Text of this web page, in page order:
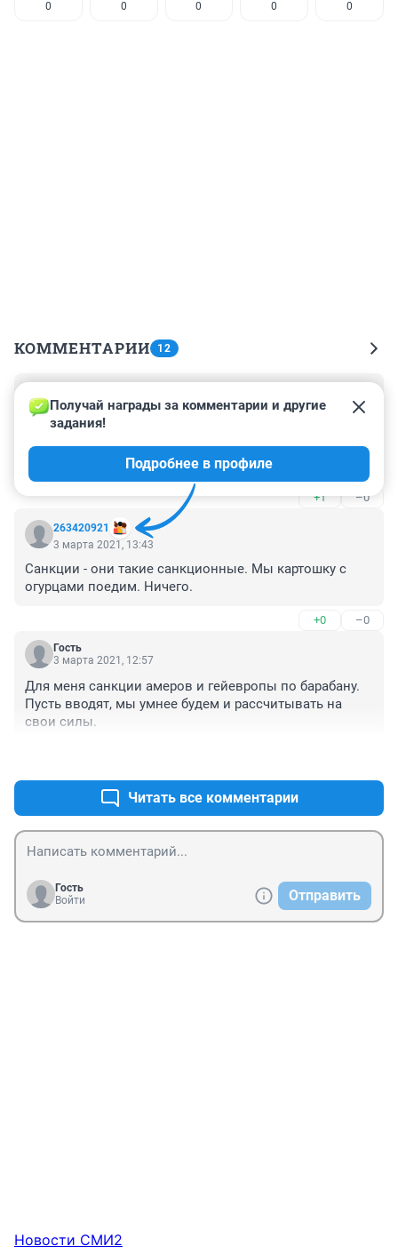
0 0 0 0 0
КОММЕНТАРИИ 12
3 марта 2021, 17:47
Не против России, а против лиц причестных к
отравлению. Отравители - это не россия, а
+1 –0
263420921
Получай награды за комментарии и другие
задания!
Подробнее в профиле
3 марта 2021, 13:43
Санкции - они такие санкционные. Мы картошку с
огурцами поедим. Ничего.
+0 –0
Гость
3 марта 2021, 12:57
Для меня санкции амеров и гейевропы по барабану.
Пусть вводят, мы умнее будем и рассчитывать на
свои силы.
Читать все комментарии
Гость
Войти
Отправить
Новости СМИ2